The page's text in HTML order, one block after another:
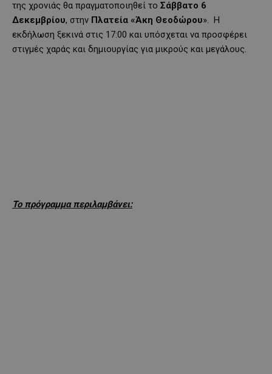
της χρονιάς θα πραγματοποιηθεί το Σάββατο 6
Δεκεμβρίου, στην Πλατεία «Άκη Θεοδώρου». Η
εκδήλωση ξεκινά στις 17:00 και υπόσχεται να προσφέρει
στιγμές χαράς και δημιουργίας για μικρούς και μεγάλους.
Το πρόγραμμα περιλαμβάνει: